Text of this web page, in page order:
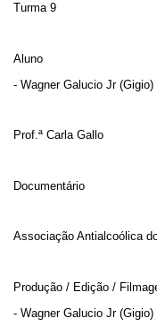
Turma 9
Aluno
- Wagner Galucio Jr (Gigio)
Prof.ª Carla Gallo
Documentário
Associação Antialcoólica
Produção / Edição /
- Wagner Galucio Jr (Gigio)